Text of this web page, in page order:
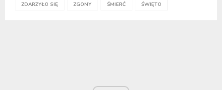
ZDARZYŁO SIĘ ZGONY ŚMIERĆ ŚWIĘTO